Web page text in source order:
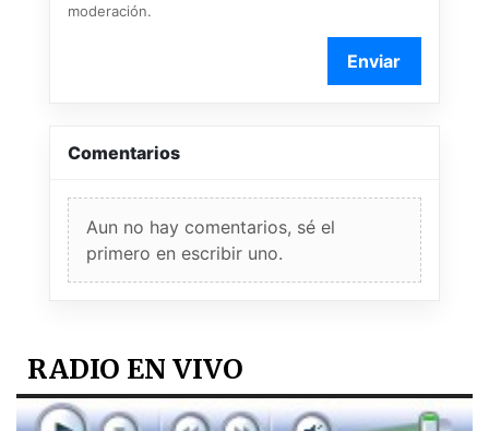
moderación.
Enviar
Comentarios
Aun no hay comentarios, sé el
primero en escribir uno.
RADIO EN VIVO